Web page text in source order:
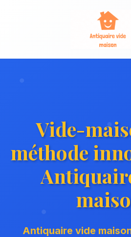
Vide-
méthode
Antiquaire vide